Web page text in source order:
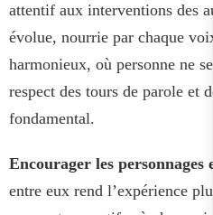
attentif aux interventions des
évolue, nourrie par chaque
harmonieux, où personne ne
respect des tours de parole et
fondamental.
Encourager les
entre eux rend l’expérience